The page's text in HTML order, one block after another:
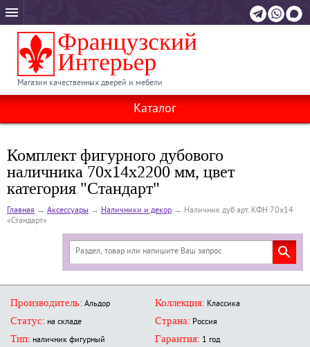
Магазин качественных дверей и мебели
Каталог
Комплект фигурного дубового
наличника 70х14х2200 мм, цвет
категория "Стандарт"
Главная → Аксессуары → Наличники и декор → Наличник дуб арт. КФН 70х14
«Стандарт»
Производитель: Альдор Коллекция: Классика
Статус: на складе Страна: Россия
Тип: наличник фигурный Гарантия: 1 год